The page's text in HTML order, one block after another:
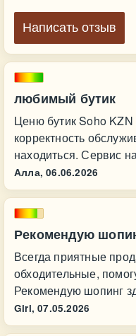
любимый бутик
Ценю бутик Soho
корректность
находиться. Сервис
Алла, 06.06.2026
Рекомендую
Всегда приятные
обходительные,
Рекомендую шопинг
Girl, 07.05.2026
Написать отзыв